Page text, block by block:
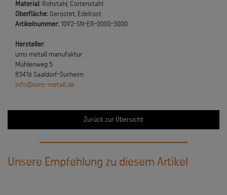
Material: Rohstahl, Cortenstahl
Oberfläche: Gerostet, Edelrost
Artikelnummer: 1092-SN-ER-0000-3000
Hersteller:
ums metall manufaktur
Mühlenweg 5
83416 Saaldorf-Surheim
info@ums-metall.de
Zurück zur Übersicht
Unsere Empfehlung zu diesem Artikel